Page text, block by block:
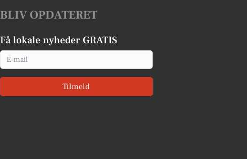
BLIV OPDATERET
Få lokale nyheder GRATIS
Email
Tilmeld